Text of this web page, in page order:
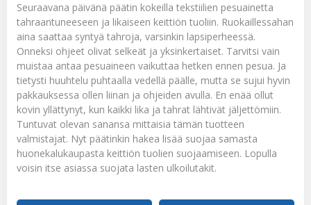
Seuraavana päivänä päätin kokeilla tekstiilien pesuainetta
tahraantuneeseen ja likaiseen keittiön tuoliin. Ruokaillessahan
aina saattaa syntyä tahroja, varsinkin lapsiperheessä.
Onneksi ohjeet olivat selkeät ja yksinkertaiset. Tarvitsi vain
muistaa antaa pesuaineen vaikuttaa hetken ennen pesua. Ja
tietysti huuhtelu puhtaalla vedellä päälle, mutta se sujui hyvin
pakkauksessa ollen liinan ja ohjeiden avulla. En enää ollut
kovin yllättynyt, kun kaikki lika ja tahrat lähtivät jäljettömiin.
Tuntuvat olevan sanansa mittaisia tämän tuotteen
valmistajat. Nyt päätinkin hakea lisää suojaa samasta
huonekalukaupasta keittiön tuolien suojaamiseen. Lopulla
voisin itse asiassa suojata lasten ulkoilutakit.